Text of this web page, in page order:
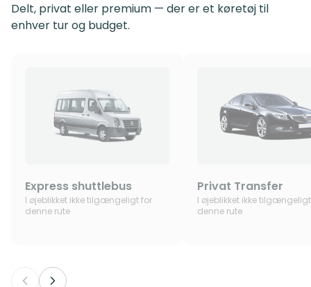
Delt, privat eller premium — der er et køretøj til
enhver tur og budget.
Express shuttlebus
I øjeblikket ikke tilgængeligt for
denne rute
Privat Transfer
I øjeblikket ikke
denne rute